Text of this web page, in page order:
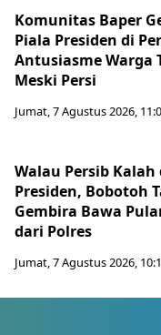
Komunitas Baper
Piala Presiden di
Antusiasme Warga
Meski Persi
Jumat, 7 Agustus 2026,
Walau Persib
Presiden, Bobotoh
Gembira Bawa
dari Polres
Jumat, 7 Agustus 2026,